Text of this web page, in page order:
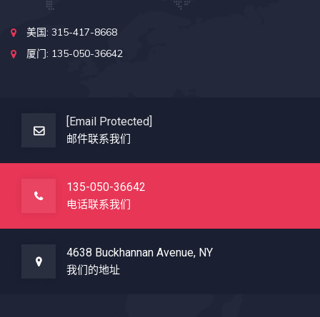
美国: 315-417-8668
厦门: 135-050-36642
[email Protected]
邮件联系我们
135-050-36642
电话联系我们
4638 Buckhannan Avenue, NY
我们的地址